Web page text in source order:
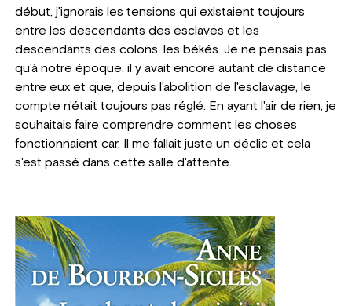
début, j'ignorais les tensions qui existaient toujours
entre les descendants des esclaves et les
descendants des colons, les békés. Je ne pensais pas
qu'à notre époque, il y avait encore autant de distance
entre eux et que, depuis l'abolition de l'esclavage, le
compte n'était toujours pas réglé. En ayant l'air de rien, je
souhaitais faire comprendre comment les choses
fonctionnaient car. Il me fallait juste un déclic et cela
s'est passé dans cette salle d'attente.